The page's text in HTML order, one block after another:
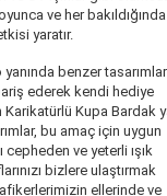
ve her bakıldığında
yaratır.
yanında benzer
ederek kendi hediye
Karikatürlü Kupa Bardak
bu amaç için uygun
ve yeterli ışık
bizlere ulaştırmak
ellerinde ve